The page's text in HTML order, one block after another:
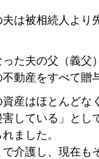
は被相続人より
た夫の父（義父
動産をすべて贈
産はほとんどな
している」とし
ました。
介護し、現在も